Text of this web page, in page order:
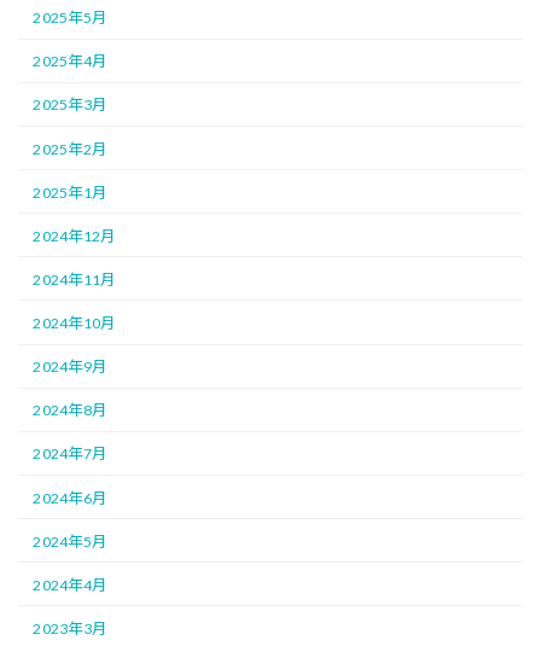
2025年5月
2025年4月
2025年3月
2025年2月
2025年1月
2024年12月
2024年11月
2024年10月
2024年9月
2024年8月
2024年7月
2024年6月
2024年5月
2024年4月
2023年3月